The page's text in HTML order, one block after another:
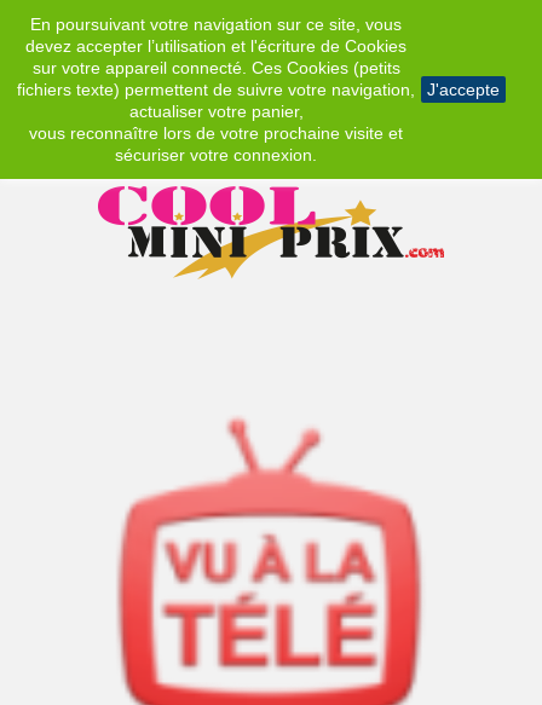
En poursuivant votre navigation sur ce site, vous
devez accepter l’utilisation et l'écriture de Cookies
sur votre appareil connecté. Ces Cookies (petits
fichiers texte) permettent de suivre votre navigation,
actualiser votre panier,
vous reconnaître lors de votre prochaine visite et
sécuriser votre connexion.
J'accepte
EUR